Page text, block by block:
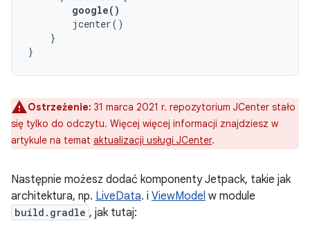
google()
jcenter()
}
}
Ostrzeżenie: 31 marca 2021 r. repozytorium JCenter stało
się tylko do odczytu. Więcej więcej informacji znajdziesz w
artykule na temat aktualizacji usługi JCenter.
Następnie możesz dodać komponenty Jetpack, takie jak
architektura, np. LiveData. i ViewModel w module
build.gradle , jak tutaj: